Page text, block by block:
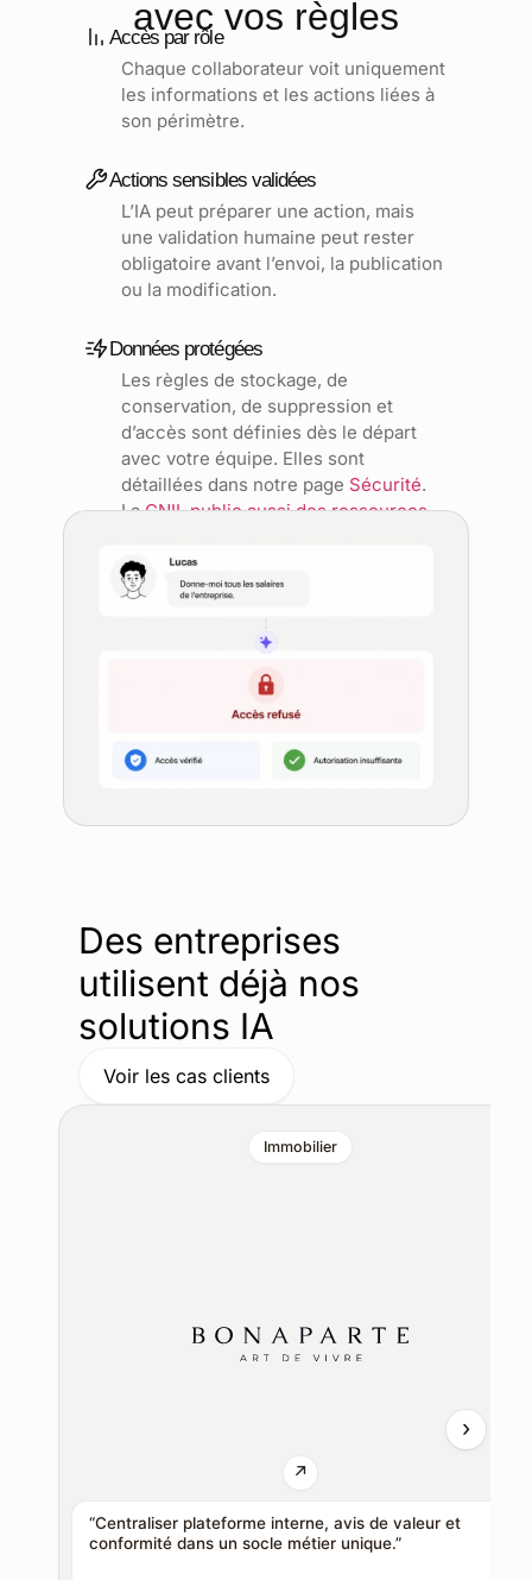
avec vos règles
Accès par rôle
Chaque collaborateur voit uniquement
les informations et les actions liées à
son périmètre.
Actions sensibles validées
L’IA peut préparer une action, mais
une validation humaine peut rester
obligatoire avant l’envoi, la publication
ou la modification.
Données protégées
Les règles de stockage, de
conservation, de suppression et
d’accès sont définies dès le départ
avec votre équipe. Elles sont
détaillées dans notre page Sécurité.
LaCNIL publie aussi des ressources
Des entreprises
utilisent déjà nos
solutions IA
Voir les cas clients
Immobilier
“Centraliser plateforme interne, avis de valeur et
conformité dans un socle métier unique.”